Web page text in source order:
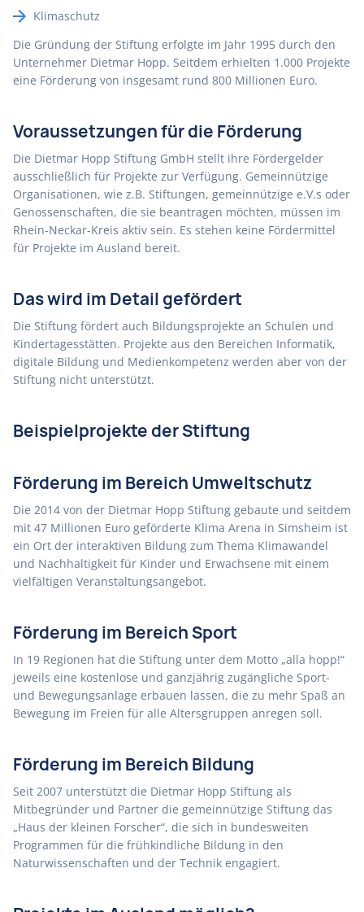
Klimaschutz
Die Gründung der Stiftung erfolgte im Jahr 1995 durch den
Unternehmer Dietmar Hopp. Seitdem erhielten 1.000 Projekte
eine Förderung von insgesamt rund 800 Millionen Euro.
Voraussetzungen für die Förderung
Die Dietmar Hopp Stiftung GmbH stellt ihre Fördergelder
ausschließlich für Projekte zur Verfügung. Gemeinnützige
Organisationen, wie z.B. Stiftungen, gemeinnützige e.V.s oder
Genossenschaften, die sie beantragen möchten, müssen im
Rhein-Neckar-Kreis aktiv sein. Es stehen keine Fördermittel
für Projekte im Ausland bereit.
Das wird im Detail gefördert
Die Stiftung fördert auch Bildungsprojekte an Schulen und
Kindertagesstätten. Projekte aus den Bereichen Informatik,
digitale Bildung und Medienkompetenz werden aber von der
Stiftung nicht unterstützt.
Beispielprojekte der Stiftung
Förderung im Bereich Umweltschutz
Die 2014 von der Dietmar Hopp Stiftung gebaute und seitdem
mit 47 Millionen Euro geförderte Klima Arena in Simsheim ist
ein Ort der interaktiven Bildung zum Thema Klimawandel
und Nachhaltigkeit für Kinder und Erwachsene mit einem
vielfältigen Veranstaltungsangebot.
Förderung im Bereich Sport
In 19 Regionen hat die Stiftung unter dem Motto „alla hopp!“
jeweils eine kostenlose und ganzjährig zugängliche Sport-
und Bewegungsanlage erbauen lassen, die zu mehr Spaß an
Bewegung im Freien für alle Altersgruppen anregen soll.
Förderung im Bereich Bildung
Seit 2007 unterstützt die Dietmar Hopp Stiftung als
Mitbegründer und Partner die gemeinnützige Stiftung das
„Haus der kleinen Forscher“, die sich in bundesweiten
Programmen für die frühkindliche Bildung in den
Naturwissenschaften und der Technik engagiert.